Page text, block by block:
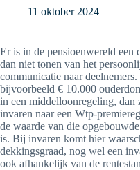
11 oktober 2024
Er is in de pensioenwereld een
dan niet tonen van het
communicatie naar
bijvoorbeeld € 10.000
in een middelloonregeling, dan
invaren naar een Wtp-
de waarde van die
is. Bij invaren komt hier
dekkingsgraad, nog wel een
ook afhankelijk van de